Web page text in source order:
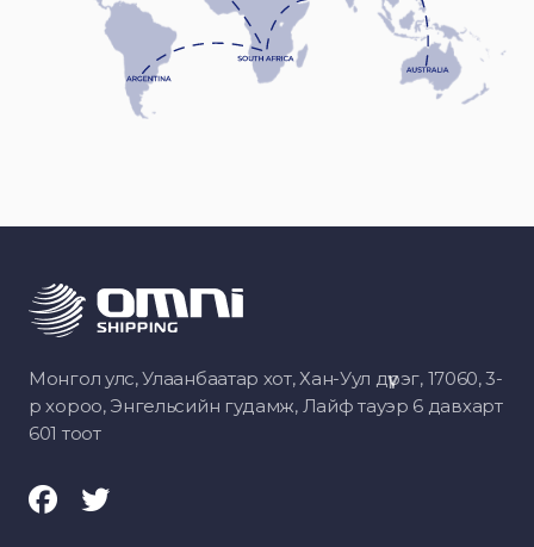
Монгол улс, Улаанбаатар хот, Хан-Уул дүүрэг, 17060, 3-
р хороо, Энгельсийн гудамж, Лайф тауэр 6 давхарт
601 тоот